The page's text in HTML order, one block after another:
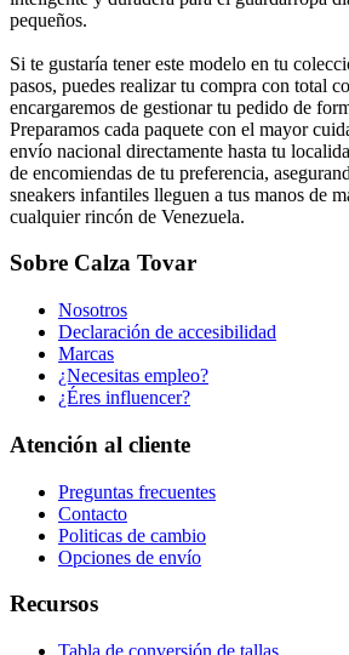
pequeños.
Si te gustaría tener este modelo en tu
pasos, puedes realizar tu compra con total
encargaremos de gestionar tu pedido de
Preparamos cada paquete con el mayor
envío nacional directamente hasta tu
de encomiendas de tu preferencia,
sneakers infantiles lleguen a tus manos de
cualquier rincón de Venezuela.
Sobre Calza Tovar
Nosotros
Declaración de accesibilidad
Marcas
¿Necesitas empleo?
¿Éres influencer?
Atención al cliente
Preguntas frecuentes
Contacto
Politicas de cambio
Opciones de envío
Recursos
Tabla de conversión de tallas